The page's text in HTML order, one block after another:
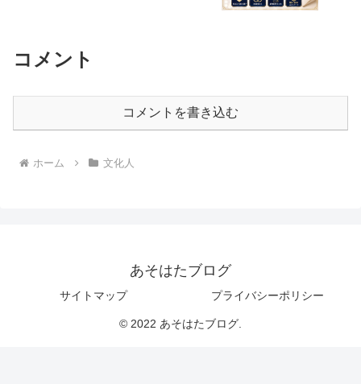
コメント
コメントを書き込む
ホーム 文化人
あそはたブログ
サイトマップ プライバシーポリシー
© 2022 あそはたブログ.